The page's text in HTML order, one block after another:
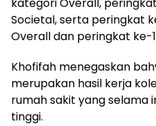
kategori Overall,
Societal, serta peringkat
Overall dan peringkat ke-
Khofifah menegaskan
merupakan hasil kerja
rumah sakit yang selama
tinggi.